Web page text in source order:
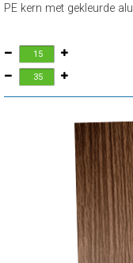
PE kern met gekleurde